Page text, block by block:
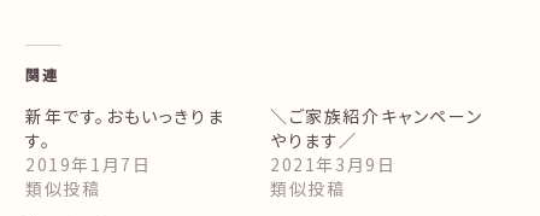
関連
新年です。おもいっきりま
す。
2019年1月7日
類似投稿
＼ご家族紹介キャンペーン
やります／
2021年3月9日
類似投稿